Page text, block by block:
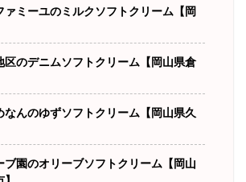
ァミーユのミルクソフトクリーム【岡
区のデニムソフトクリーム【岡山県倉
なんのゆずソフトクリーム【岡山県久
ブ園のオリーブソフトクリーム【岡山